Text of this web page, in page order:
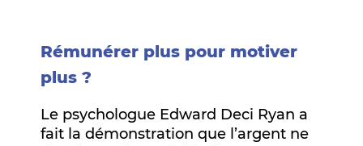
Rémunérer plus pour motiver
plus ?
Le psychologue Edward Deci Ryan a
fait la démonstration que l’argent ne